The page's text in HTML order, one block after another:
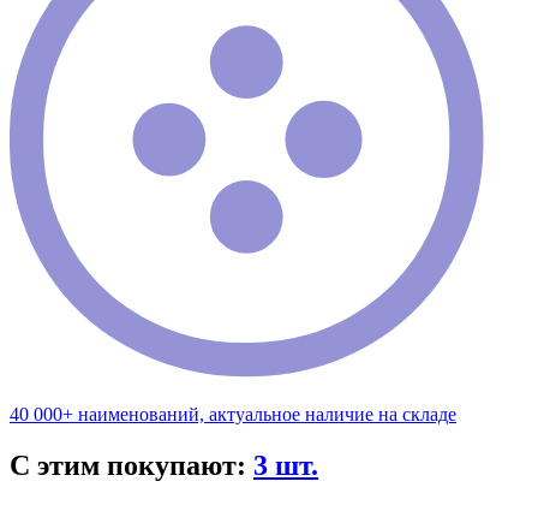
40 000+ наименований, актуальное наличие на складе
С этим покупают: 3 шт.